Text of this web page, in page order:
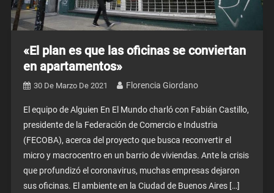
«El plan es que las oficinas se conviertan
en apartamentos»
30 De Marzo De 2021 Florencia Giordano
El equipo de Alguien En El Mundo charló con Fabián Castillo,
presidente de la Federación de Comercio e Industria
(FECOBA), acerca del proyecto que busca reconvertir el
micro y macrocentro en un barrio de viviendas. Ante la crisis
que profundizó el coronavirus, muchas empresas dejaron
sus oficinas. El ambiente en la Ciudad de Buenos Aires […]